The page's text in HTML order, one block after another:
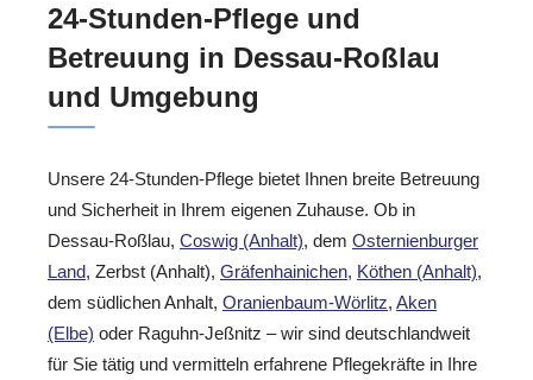
24-Stunden-Pflege und
Betreuung in Dessau-Roßlau
und Umgebung
Unsere 24-Stunden-Pflege bietet Ihnen breite Betreuung
und Sicherheit in Ihrem eigenen Zuhause. Ob in
Dessau-Roßlau, Coswig (Anhalt), dem Osternienburger
Land, Zerbst (Anhalt), Gräfenhainichen, Köthen (Anhalt),
dem südlichen Anhalt, Oranienbaum-Wörlitz, Aken
(Elbe) oder Raguhn-Jeßnitz – wir sind deutschlandweit
für Sie tätig und vermitteln erfahrene Pflegekräfte in Ihre